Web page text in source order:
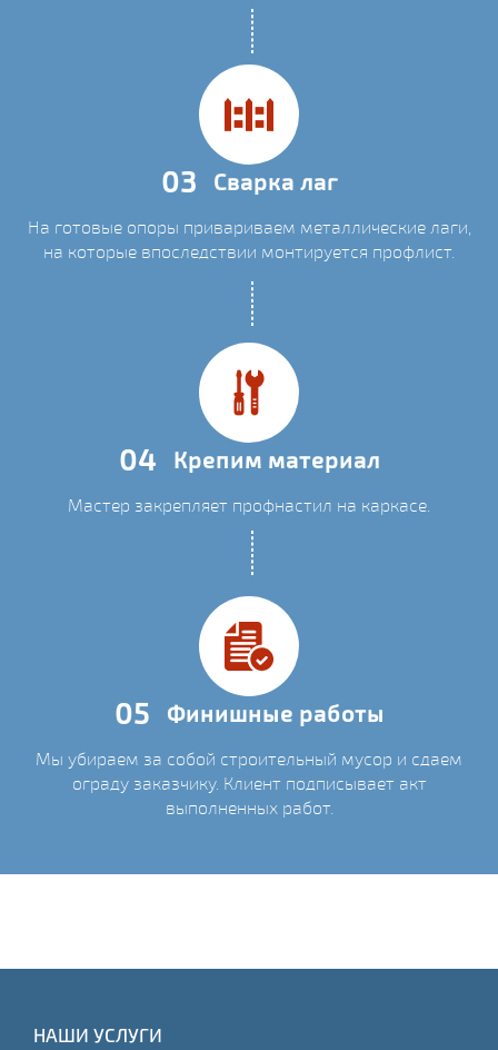
03 Сварка лаг
На готовые опоры привариваем металлические лаги,
на которые впоследствии монтируется профлист.
04 Крепим материал
Мастер закрепляет профнастил на каркасе.
05 Финишные работы
Мы убираем за собой строительный мусор и сдаем
ограду заказчику. Клиент подписывает акт
выполненных работ.
НАШИ УСЛУГИ